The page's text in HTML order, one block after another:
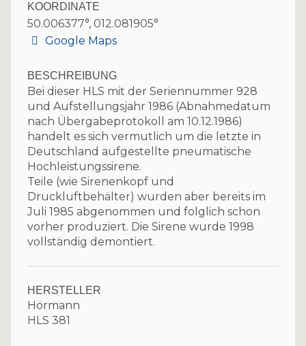
KOORDINATE
50.006377°, 012.081905°
Google Maps
BESCHREIBUNG
Bei dieser HLS mit der Seriennummer 928
und Aufstellungsjahr 1986 (Abnahmedatum
nach Übergabeprotokoll am 10.12.1986)
handelt es sich vermutlich um die letzte in
Deutschland aufgestellte pneumatische
Hochleistungssirene.
Teile (wie Sirenenkopf und
Druckluftbehälter) wurden aber bereits im
Juli 1985 abgenommen und folglich schon
vorher produziert. Die Sirene wurde 1998
vollständig demontiert.
HERSTELLER
Hörmann
HLS 381